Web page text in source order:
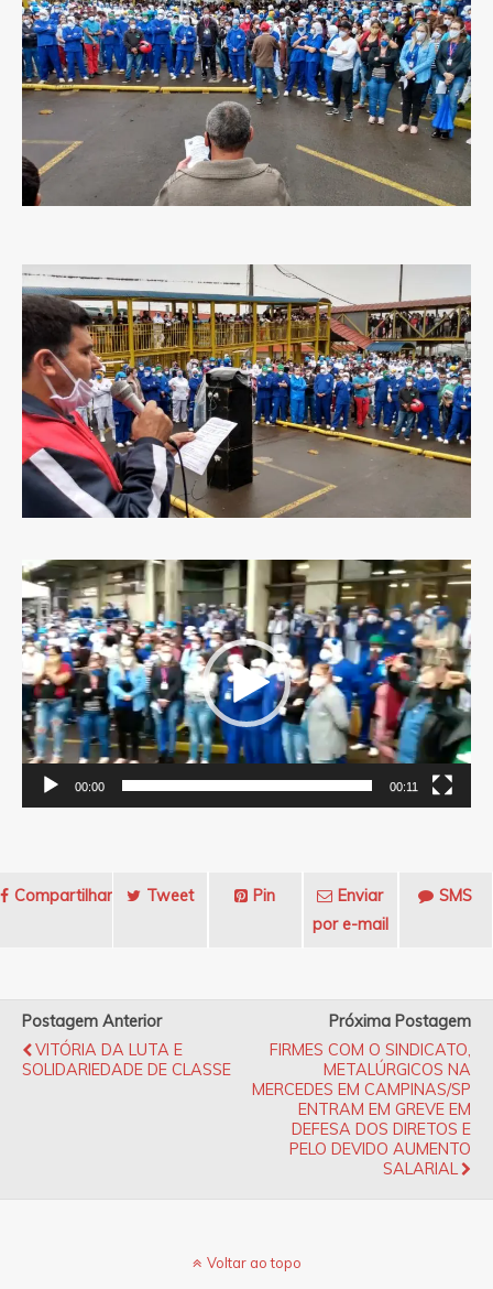
Tocador
de
vídeo
00:00 00:11
Compartilhar Tweet Pin
Enviar
por e-mail
SMS
Postagem Anterior
VITÓRIA DA LUTA E
SOLIDARIEDADE DE CLASSE
Próxima Postagem
FIRMES COM O SINDICATO,
METALÚRGICOS NA
MERCEDES EM CAMPINAS/SP
ENTRAM EM GREVE EM
DEFESA DOS DIRETOS E
PELO DEVIDO AUMENTO
SALARIAL
Voltar ao topo